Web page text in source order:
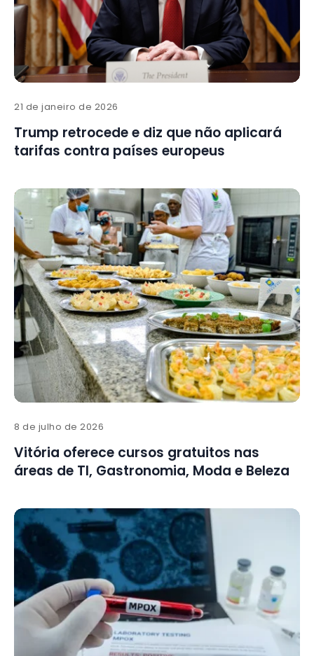
21 de janeiro de 2026
Trump retrocede e diz que não aplicará
tarifas contra países europeus
8 de julho de 2026
Vitória oferece cursos gratuitos nas
áreas de TI, Gastronomia, Moda e Beleza